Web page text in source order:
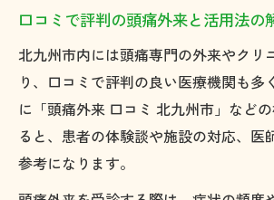
頭痛の季節変動を見越した対
ストレスによる頭痛ケアとセルフ
ストレスが頭痛を誘発する
自宅でできる簡単な頭痛セ
リラックス習慣が頭痛軽減
呼吸法やストレッチで頭痛を
口コミで評判の頭痛外来と活用法の
北九州市内には頭痛専門の外来やクリ
り、口コミで評判の良い医療機関も多
に「頭痛外来 口コミ 北九州市」など
ると、患者の体験談や施設の対応、医
参考になります。